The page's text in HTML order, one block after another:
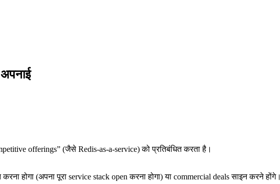
offerings” (जैसे Redis-as-a-service) को प्रतिबंधित करता है।
होगा (अपना पूरा service stack open करना होगा) या commercial deals साइन करने होंगे।